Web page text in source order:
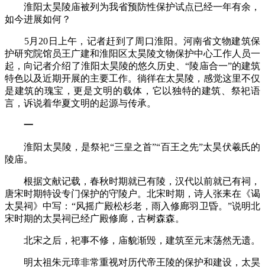
淮阳太昊陵庙被列为我省预防性保护试点已经一年有余，
如今进展如何？
5月20日上午，记者赶到了周口淮阳。河南省文物建筑保
护研究院馆员王广建和淮阳区太昊陵文物保护中心工作人员一
起，向记者介绍了淮阳太昊陵的悠久历史、“陵庙合一”的建筑
特色以及近期开展的主要工作。徜徉在太昊陵，感觉这里不仅
是建筑的瑰宝，更是文明的载体，它以独特的建筑、祭祀语
言，诉说着华夏文明的起源与传承。
一
淮阳太昊陵，是祭祀“三皇之首”“百王之先”太昊伏羲氏的
陵庙。
根据文献记载，春秋时期就已有陵，汉代以前就已有祠，
唐宋时期特设专门保护的守陵户。北宋时期，诗人张耒在《谒
太昊祠》中写：“风摇广殿松杉老，雨入修廊羽卫昏。”说明北
宋时期的太昊祠已经广殿修廊，古树森森。
北宋之后，祀事不修，庙貌渐毁，建筑至元末荡然无遗。
明太祖朱元璋非常重视对历代帝王陵的保护和建设，太昊